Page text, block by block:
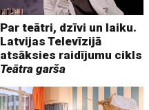
Par teātri, dzīvi un laiku.
Latvijas Televīzijā
atsāksies raidījumu cikls
Teātra garša